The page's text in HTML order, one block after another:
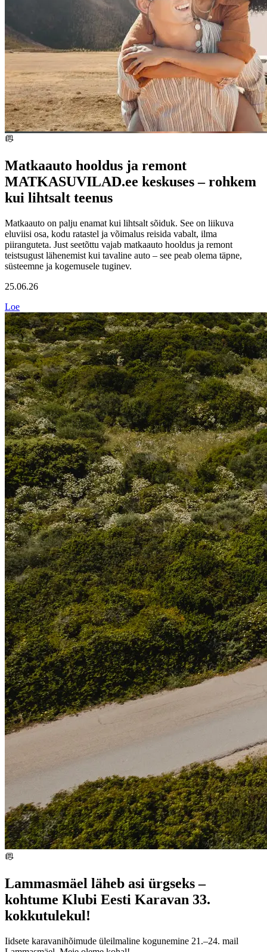
Matkaauto hooldus ja remont
MATKASUVILAD.ee keskuses – rohkem
kui lihtsalt teenus
Matkaauto on palju enamat kui lihtsalt sõiduk. See on liikuva
eluviisi osa, kodu ratastel ja võimalus reisida vabalt, ilma
piiranguteta. Just seetõttu vajab matkaauto hooldus ja remont
teistsugust lähenemist kui tavaline auto – see peab olema täpne,
süsteemne ja kogemusele tuginev.
25.06.26
Loe
Lammasmäel läheb asi ürgseks –
kohtume Klubi Eesti Karavan 33.
kokkutulekul!
Iidsete karavanihõimude üleilmaline kogunemine 21.–24. mail